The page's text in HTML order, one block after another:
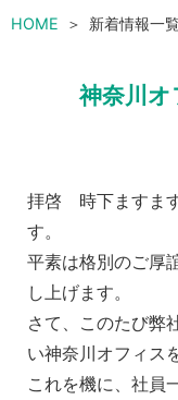
HOME 新着情報一
神奈川
拝啓 時下ますま
す。
平素は格別のご厚
し上げます。
さて、このたび弊
い神奈川オフィス
これを機に、社員